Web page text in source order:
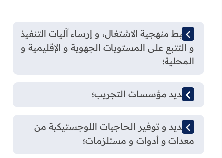
ضبط منهجية الاشتغال، و إرساء آليات التنفيذ
و التتبع على المستويات الجهوية و الإقليمية و
المحلية؛
تحديد مؤسسات التجريب؛
تحديد و توفير الحاجيات اللوجستيكية من
معدات و أدوات و مستلزمات؛